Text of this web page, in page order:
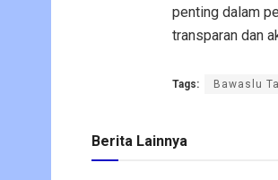
penting dalam
transparan dan
Tags: Bawaslu
Berita Lainnya